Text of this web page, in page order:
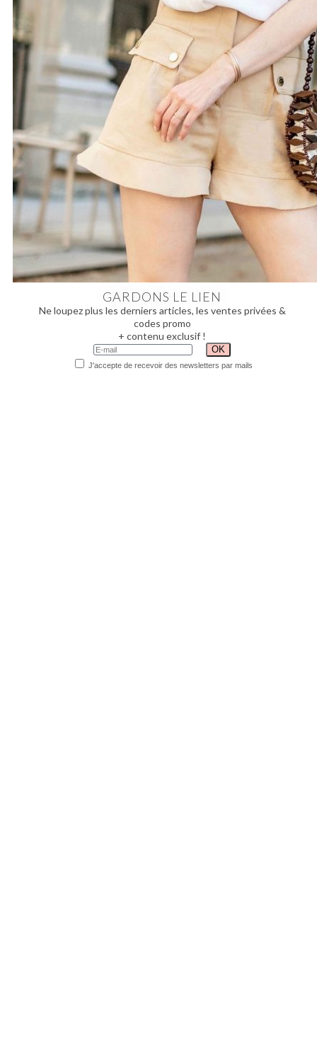
GARDONS LE LIEN
Ne loupez plus les derniers articles, les ventes privées &
codes promo
+ contenu exclusif !
J'accepte de recevoir des newsletters par mails